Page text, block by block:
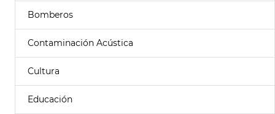
Bomberos
Contaminación Acústica
Cultura
Educación